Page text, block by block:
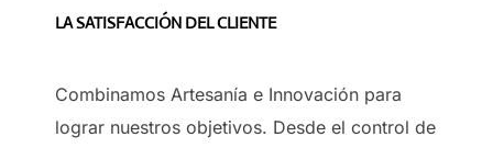
LA SATISFACCIÓN DEL CLIENTE
Combinamos Artesanía e Innovación para
lograr nuestros objetivos. Desde el control de